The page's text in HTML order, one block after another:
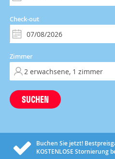
Check-out
Zimmer
SUCHEN
Buchen Sie jetzt!
KOSTENLOSE Stornierung